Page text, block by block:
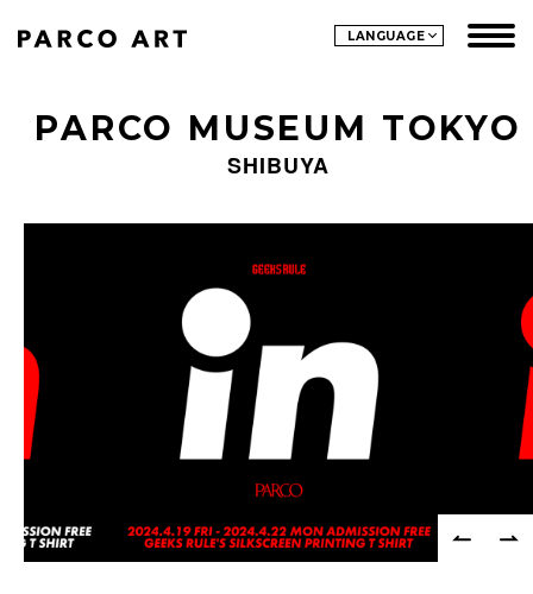
LANGUAGE
PARCO MUSEUM TOKYO
SHIBUYA